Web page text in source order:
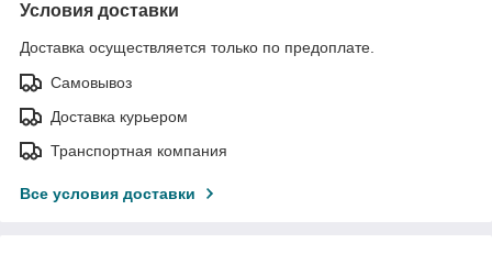
Условия доставки
Доставка осуществляется только по предоплате.
Самовывоз
Доставка курьером
Транспортная компания
Все условия доставки